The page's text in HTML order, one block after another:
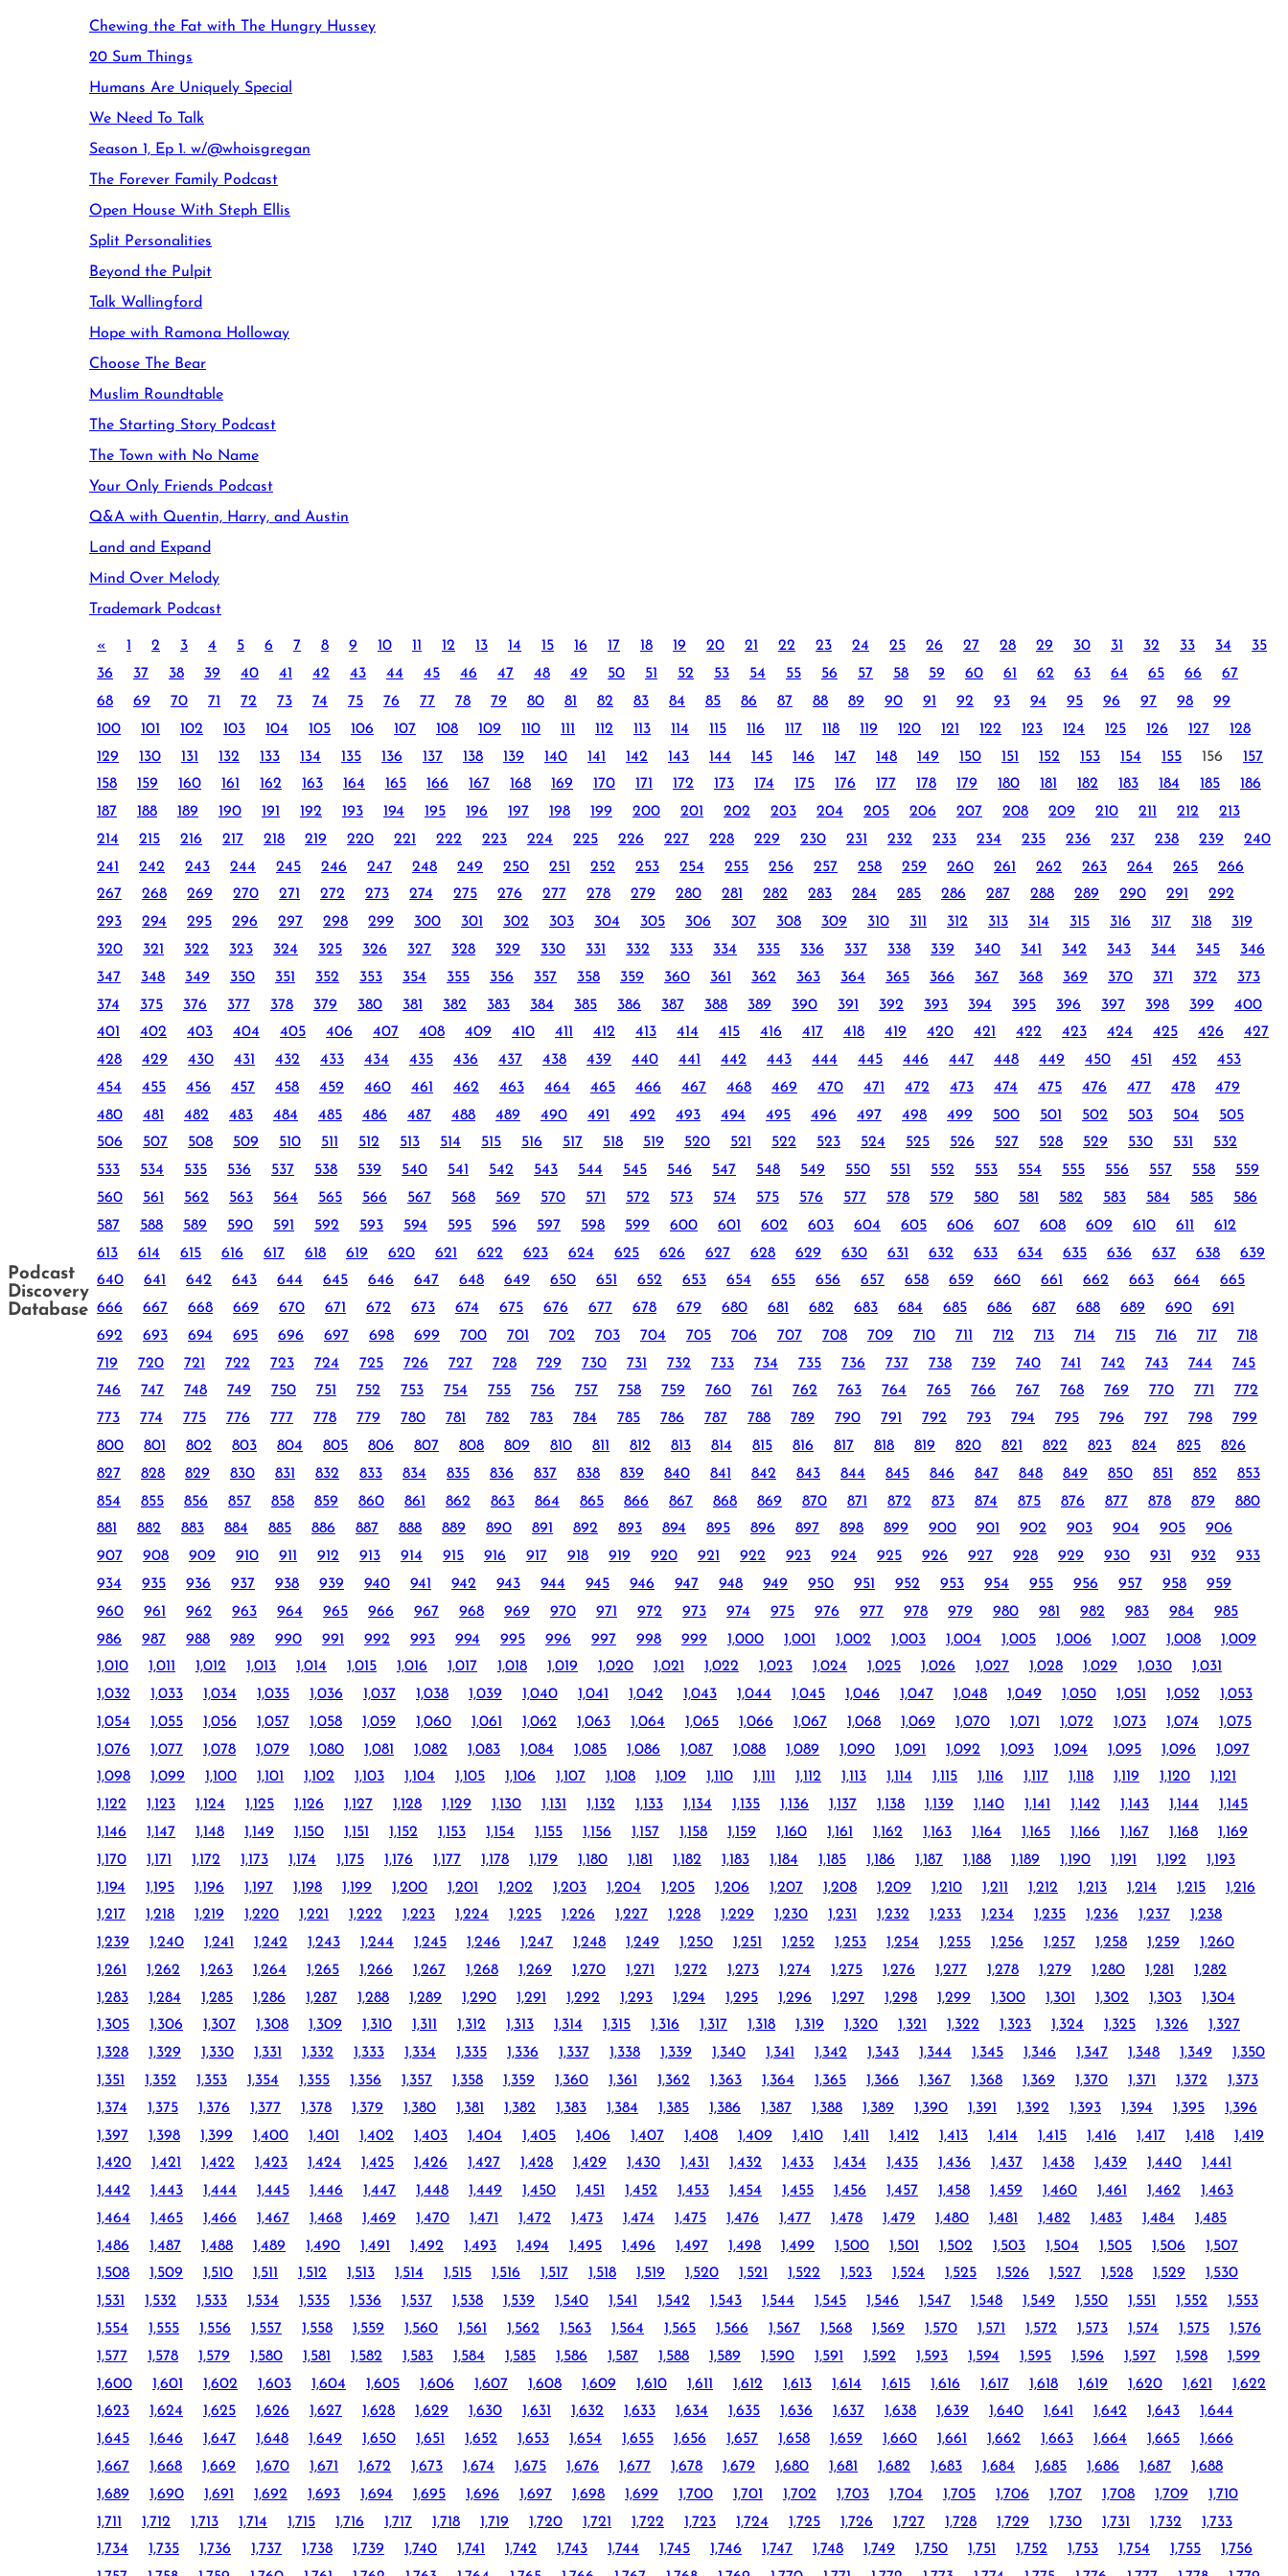
Podcast
Discovery
Database
Chewing the Fat with The Hungry Hussey
20 Sum Things
Humans Are Uniquely Special
We Need To Talk
Season 1, Ep 1. w/@whoisgregan
The Forever Family Podcast
Open House With Steph Ellis
Split Personalities
Beyond the Pulpit
Talk Wallingford
Hope with Ramona Holloway
Choose The Bear
Muslim Roundtable
The Starting Story Podcast
The Town with No Name
Your Only Friends Podcast
Q&A with Quentin, Harry, and Austin
Land and Expand
Mind Over Melody
Trademark Podcast
« 1 2 3 4 5 6 7 8 9 10 11 12 13 14 15 16 17 18 19 20 21 22 23 24 25 26 27 28 29 30 31 32 33 34
35
36
37 38 39 40 41 42 43 44 45 46 47 48 49 50 51 52 53 54 55 56 57 58 59 60 61 62 63 64 65 66
67
68
69 70 71 72 73 74 75 76 77 78 79 80 81 82 83 84 85 86 87 88 89 90 91 92 93 94 95 96 97 98
99
100
101 102 103 104 105 106 107 108 109 110 111 112 113 114 115 116 117 118 119 120 121 122 123 124 125 126 127
128
129
130 131 132 133 134 135 136 137 138 139 140 141 142 143 144 145 146 147 148 149 150 151 152 153 154 155 156
157
158
159 160 161 162 163 164 165 166 167 168 169 170 171 172 173 174 175 176 177 178 179 180 181 182 183 184 185
186
187
188 189 190 191 192 193 194 195 196 197 198 199 200 201 202 203 204 205 206 207 208 209 210 211 212
213
214
215 216 217 218 219 220 221 222 223 224 225 226 227 228 229 230 231 232 233 234 235 236 237 238 239
240
241
242 243 244 245 246 247 248 249 250 251 252 253 254 255 256 257 258 259 260 261 262 263 264 265
266
267
268 269 270 271 272 273 274 275 276 277 278 279 280 281 282 283 284 285 286 287 288 289 290 291
292
293
294 295 296 297 298 299 300 301 302 303 304 305 306 307 308 309 310 311 312 313 314 315 316 317 318
319
320
321 322 323 324 325 326 327 328 329 330 331 332 333 334 335 336 337 338 339 340 341 342 343 344 345
346
347
348 349 350 351 352 353 354 355 356 357 358 359 360 361 362 363 364 365 366 367 368 369 370 371 372
373
374
375 376 377 378 379 380 381 382 383 384 385 386 387 388 389 390 391 392 393 394 395 396 397 398 399
400
401
402 403 404 405 406 407 408 409 410 411 412 413 414 415 416 417 418 419 420 421 422 423 424 425 426
427
428
429 430 431 432 433 434 435 436 437 438 439 440 441 442 443 444 445 446 447 448 449 450 451 452
453
454
455 456 457 458 459 460 461 462 463 464 465 466 467 468 469 470 471 472 473 474 475 476 477 478
479
480
481 482 483 484 485 486 487 488 489 490 491 492 493 494 495 496 497 498 499 500 501 502 503 504
505
506
507 508 509 510 511 512 513 514 515 516 517 518 519 520 521 522 523 524 525 526 527 528 529 530 531
532
533
534 535 536 537 538 539 540 541 542 543 544 545 546 547 548 549 550 551 552 553 554 555 556 557 558
559
560
561 562 563 564 565 566 567 568 569 570 571 572 573 574 575 576 577 578 579 580 581 582 583 584 585
586
587
588 589 590 591 592 593 594 595 596 597 598 599 600 601 602 603 604 605 606 607 608 609 610 611
612
613
614 615 616 617 618 619 620 621 622 623 624 625 626 627 628 629 630 631 632 633 634 635 636 637 638
639
640
641 642 643 644 645 646 647 648 649 650 651 652 653 654 655 656 657 658 659 660 661 662 663 664
665
666
667 668 669 670 671 672 673 674 675 676 677 678 679 680 681 682 683 684 685 686 687 688 689 690
691
692
693 694 695 696 697 698 699 700 701 702 703 704 705 706 707 708 709 710 711 712 713 714 715 716 717
718
719
720 721 722 723 724 725 726 727 728 729 730 731 732 733 734 735 736 737 738 739 740 741 742 743 744
745
746
747 748 749 750 751 752 753 754 755 756 757 758 759 760 761 762 763 764 765 766 767 768 769 770 771
772
773
774 775 776 777 778 779 780 781 782 783 784 785 786 787 788 789 790 791 792 793 794 795 796 797 798
799
800
801 802 803 804 805 806 807 808 809 810 811 812 813 814 815 816 817 818 819 820 821 822 823 824 825
826
827
828 829 830 831 832 833 834 835 836 837 838 839 840 841 842 843 844 845 846 847 848 849 850 851 852
853
854
855 856 857 858 859 860 861 862 863 864 865 866 867 868 869 870 871 872 873 874 875 876 877 878 879
880
881
882 883 884 885 886 887 888 889 890 891 892 893 894 895 896 897 898 899 900 901 902 903 904 905
906
907
908 909 910 911 912 913 914 915 916 917 918 919 920 921 922 923 924 925 926 927 928 929 930 931 932
933
934
935 936 937 938 939 940 941 942 943 944 945 946 947 948 949 950 951 952 953 954 955 956 957 958
959
960
961 962 963 964 965 966 967 968 969 970 971 972 973 974 975 976 977 978 979 980 981 982 983 984
985
986
987 988 989 990 991 992 993 994 995 996 997 998 999 1,000 1,001 1,002 1,003 1,004 1,005 1,006 1,007 1,008
1,009
1,010
1,011 1,012 1,013 1,014 1,015 1,016 1,017 1,018 1,019 1,020 1,021 1,022 1,023 1,024 1,025 1,026 1,027 1,028 1,029 1,030
1,031
1,032
1,033 1,034 1,035 1,036 1,037 1,038 1,039 1,040 1,041 1,042 1,043 1,044 1,045 1,046 1,047 1,048 1,049 1,050 1,051 1,052
1,053
1,054
1,055 1,056 1,057 1,058 1,059 1,060 1,061 1,062 1,063 1,064 1,065 1,066 1,067 1,068 1,069 1,070 1,071 1,072 1,073 1,074
1,075
1,076
1,077 1,078 1,079 1,080 1,081 1,082 1,083 1,084 1,085 1,086 1,087 1,088 1,089 1,090 1,091 1,092 1,093 1,094 1,095 1,096
1,097
1,098
1,099 1,100 1,101 1,102 1,103 1,104 1,105 1,106 1,107 1,108 1,109 1,110 1,111 1,112 1,113 1,114 1,115 1,116 1,117 1,118 1,119 1,120
1,121
1,122
1,123 1,124 1,125 1,126 1,127 1,128 1,129 1,130 1,131 1,132 1,133 1,134 1,135 1,136 1,137 1,138 1,139 1,140 1,141 1,142 1,143 1,144
1,145
1,146
1,147 1,148 1,149 1,150 1,151 1,152 1,153 1,154 1,155 1,156 1,157 1,158 1,159 1,160 1,161 1,162 1,163 1,164 1,165 1,166 1,167 1,168
1,169
1,170
1,171 1,172 1,173 1,174 1,175 1,176 1,177 1,178 1,179 1,180 1,181 1,182 1,183 1,184 1,185 1,186 1,187 1,188 1,189 1,190 1,191 1,192
1,193
1,194
1,195 1,196 1,197 1,198 1,199 1,200 1,201 1,202 1,203 1,204 1,205 1,206 1,207 1,208 1,209 1,210 1,211 1,212 1,213 1,214 1,215
1,216
1,217
1,218 1,219 1,220 1,221 1,222 1,223 1,224 1,225 1,226 1,227 1,228 1,229 1,230 1,231 1,232 1,233 1,234 1,235 1,236 1,237
1,238
1,239
1,240 1,241 1,242 1,243 1,244 1,245 1,246 1,247 1,248 1,249 1,250 1,251 1,252 1,253 1,254 1,255 1,256 1,257 1,258 1,259
1,260
1,261
1,262 1,263 1,264 1,265 1,266 1,267 1,268 1,269 1,270 1,271 1,272 1,273 1,274 1,275 1,276 1,277 1,278 1,279 1,280 1,281
1,282
1,283
1,284 1,285 1,286 1,287 1,288 1,289 1,290 1,291 1,292 1,293 1,294 1,295 1,296 1,297 1,298 1,299 1,300 1,301 1,302 1,303
1,304
1,305
1,306 1,307 1,308 1,309 1,310 1,311 1,312 1,313 1,314 1,315 1,316 1,317 1,318 1,319 1,320 1,321 1,322 1,323 1,324 1,325 1,326
1,327
1,328
1,329 1,330 1,331 1,332 1,333 1,334 1,335 1,336 1,337 1,338 1,339 1,340 1,341 1,342 1,343 1,344 1,345 1,346 1,347 1,348 1,349
1,350
1,351
1,352 1,353 1,354 1,355 1,356 1,357 1,358 1,359 1,360 1,361 1,362 1,363 1,364 1,365 1,366 1,367 1,368 1,369 1,370 1,371 1,372
1,373
1,374
1,375 1,376 1,377 1,378 1,379 1,380 1,381 1,382 1,383 1,384 1,385 1,386 1,387 1,388 1,389 1,390 1,391 1,392 1,393 1,394 1,395
1,396
1,397
1,398 1,399 1,400 1,401 1,402 1,403 1,404 1,405 1,406 1,407 1,408 1,409 1,410 1,411 1,412 1,413 1,414 1,415 1,416 1,417 1,418
1,419
1,420
1,421 1,422 1,423 1,424 1,425 1,426 1,427 1,428 1,429 1,430 1,431 1,432 1,433 1,434 1,435 1,436 1,437 1,438 1,439 1,440
1,441
1,442
1,443 1,444 1,445 1,446 1,447 1,448 1,449 1,450 1,451 1,452 1,453 1,454 1,455 1,456 1,457 1,458 1,459 1,460 1,461 1,462
1,463
1,464
1,465 1,466 1,467 1,468 1,469 1,470 1,471 1,472 1,473 1,474 1,475 1,476 1,477 1,478 1,479 1,480 1,481 1,482 1,483 1,484
1,485
1,486
1,487 1,488 1,489 1,490 1,491 1,492 1,493 1,494 1,495 1,496 1,497 1,498 1,499 1,500 1,501 1,502 1,503 1,504 1,505 1,506
1,507
1,508
1,509 1,510 1,511 1,512 1,513 1,514 1,515 1,516 1,517 1,518 1,519 1,520 1,521 1,522 1,523 1,524 1,525 1,526 1,527 1,528 1,529
1,530
1,531
1,532 1,533 1,534 1,535 1,536 1,537 1,538 1,539 1,540 1,541 1,542 1,543 1,544 1,545 1,546 1,547 1,548 1,549 1,550 1,551 1,552
1,553
1,554
1,555 1,556 1,557 1,558 1,559 1,560 1,561 1,562 1,563 1,564 1,565 1,566 1,567 1,568 1,569 1,570 1,571 1,572 1,573 1,574 1,575
1,576
1,577
1,578 1,579 1,580 1,581 1,582 1,583 1,584 1,585 1,586 1,587 1,588 1,589 1,590 1,591 1,592 1,593 1,594 1,595 1,596 1,597 1,598
1,599
1,600
1,601 1,602 1,603 1,604 1,605 1,606 1,607 1,608 1,609 1,610 1,611 1,612 1,613 1,614 1,615 1,616 1,617 1,618 1,619 1,620 1,621
1,622
1,623
1,624 1,625 1,626 1,627 1,628 1,629 1,630 1,631 1,632 1,633 1,634 1,635 1,636 1,637 1,638 1,639 1,640 1,641 1,642 1,643
1,644
1,645
1,646 1,647 1,648 1,649 1,650 1,651 1,652 1,653 1,654 1,655 1,656 1,657 1,658 1,659 1,660 1,661 1,662 1,663 1,664 1,665
1,666
1,667
1,668 1,669 1,670 1,671 1,672 1,673 1,674 1,675 1,676 1,677 1,678 1,679 1,680 1,681 1,682 1,683 1,684 1,685 1,686 1,687
1,688
1,689
1,690 1,691 1,692 1,693 1,694 1,695 1,696 1,697 1,698 1,699 1,700 1,701 1,702 1,703 1,704 1,705 1,706 1,707 1,708 1,709
1,710
1,711
1,712 1,713 1,714 1,715 1,716 1,717 1,718 1,719 1,720 1,721 1,722 1,723 1,724 1,725 1,726 1,727 1,728 1,729 1,730 1,731 1,732
1,733
1,734
1,735 1,736 1,737 1,738 1,739 1,740 1,741 1,742 1,743 1,744 1,745 1,746 1,747 1,748 1,749 1,750 1,751 1,752 1,753 1,754 1,755
1,756